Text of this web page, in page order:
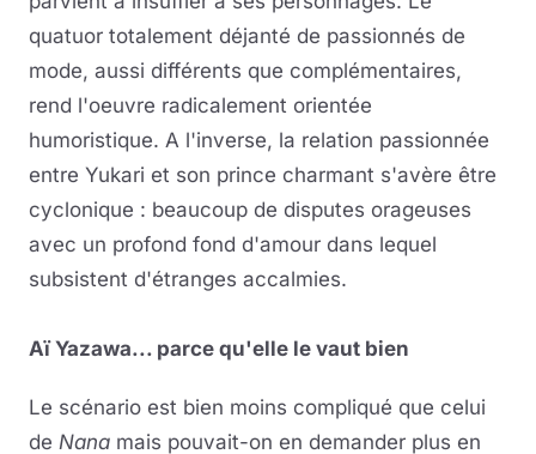
quatuor totalement déjanté de passionnés de
mode, aussi différents que complémentaires,
rend l'oeuvre radicalement orientée
humoristique. A l'inverse, la relation passionnée
entre Yukari et son prince charmant s'avère être
cyclonique : beaucoup de disputes orageuses
avec un profond fond d'amour dans lequel
subsistent d'étranges accalmies.
Aï Yazawa... parce qu'elle le vaut bien
Le scénario est bien moins compliqué que celui
de Nana mais pouvait-on en demander plus en